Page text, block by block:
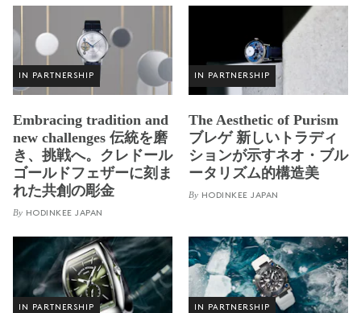
IN PARTNERSHIP
Embracing tradition and
new challenges 伝統を磨
き、挑戦へ。クレドール
ゴールドフェザーに刻ま
れた共創の彫金
By HODINKEE JAPAN
IN PARTNERSHIP
The Aesthetic of Purism
ブレゲ 新しいトラディ
ションが示すネオ・ブル
ータリズム的構造美
By HODINKEE JAPAN
IN PARTNERSHIP IN PARTNERSHIP